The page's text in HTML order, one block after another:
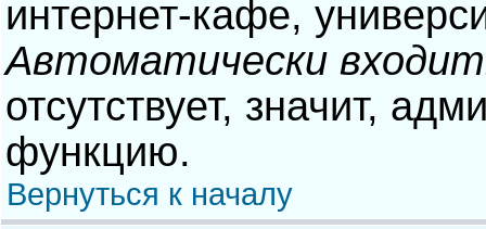
интернет-кафе,
Автоматически
отсутствует, значит,
функцию.
Вернуться к началу